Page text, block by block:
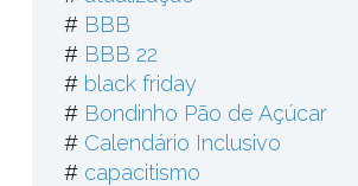
# BBB
# BBB 22
# black friday
# Bondinho Pão de Açúcar
# Calendário Inclusivo
# capacitismo